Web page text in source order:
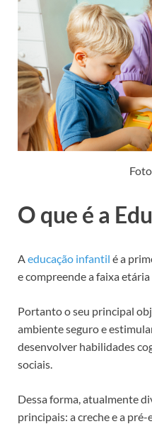
O que é a
Aeducação infantil é a
e compreende a faixa
Portanto o seu principal
ambiente seguro e
desenvolver habilidades
sociais.
Dessa forma, atualmente
principais: a creche e a pré-